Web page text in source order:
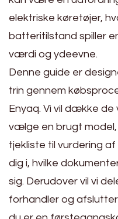
elektriske køretøjer,
batteritilstand spiller
værdi og ydeevne.
Denne guide er
trin gennem
Enyaq. Vi vil dække
vælge en brugt
tjekliste til vurdering
dig i, hvilke
sig. Derudover vil vi
forhandler og